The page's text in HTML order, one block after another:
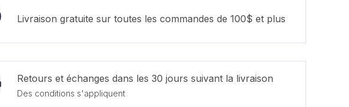
Livraison gratuite sur toutes les commandes de 100$ et plus
Retours et échanges dans les 30 jours suivant la livraison
Des conditions s'appliquent